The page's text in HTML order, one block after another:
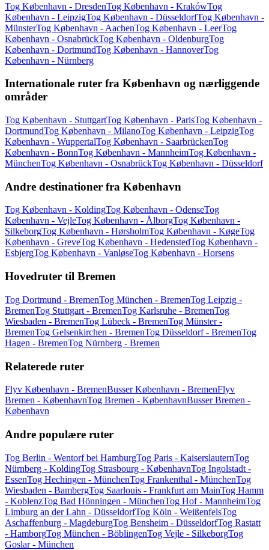
Tog København - DresdenTog København - KrakówTog
København - LeipzigTog København - DüsseldorfTog København -
MünsterTog København - AachenTog København - LeerTog
København - OsnabrückTog København - OldenburgTog
København - DortmundTog København - HannoverTog
København - Nürnberg
Internationale ruter fra København og nærliggende
områder
Tog København - StuttgartTog København - ParisTog København -
DortmundTog København - MilanoTog København - LeipzigTog
København - WuppertalTog København - SaarbrückenTog
København - BonnTog København - MannheimTog København -
MünchenTog København - OsnabrückTog København - Düsseldorf
Andre destinationer fra København
Tog København - KoldingTog København - OdenseTog
København - VejleTog København - ÅlborgTog København -
SilkeborgTog København - HørsholmTog København - KøgeTog
København - GreveTog København - HedenstedTog København -
EsbjergTog København - VanløseTog København - Horsens
Hovedruter til Bremen
Tog Dortmund - BremenTog München - BremenTog Leipzig -
BremenTog Stuttgart - BremenTog Karlsruhe - BremenTog
Wiesbaden - BremenTog Lübeck - BremenTog Münster -
BremenTog Gelsenkirchen - BremenTog Düsseldorf - BremenTog
Hagen - BremenTog Nürnberg - Bremen
Relaterede ruter
Flyv København - BremenBusser København - BremenFlyv
Bremen - KøbenhavnTog Bremen - KøbenhavnBusser Bremen -
København
Andre populære ruter
Tog Berlin - Wentorf bei HamburgTog Paris - KaiserslauternTog
Nürnberg - KoldingTog Strasbourg - KøbenhavnTog Ingolstadt -
EssenTog Hechingen - MünchenTog Frankenthal - MünchenTog
Wiesbaden - BambergTog Saarlouis - Frankfurt am MainTog Hamm
- KoblenzTog Bad Hönningen - MünchenTog Hof - MannheimTog
Limburg an der Lahn - DüsseldorfTog Köln - WeißenfelsTog
Aschaffenburg - MagdeburgTog Bensheim - DüsseldorfTog Rastatt
- HamborgTog München - BöblingenTog Vejle - SilkeborgTog
Goslar - München